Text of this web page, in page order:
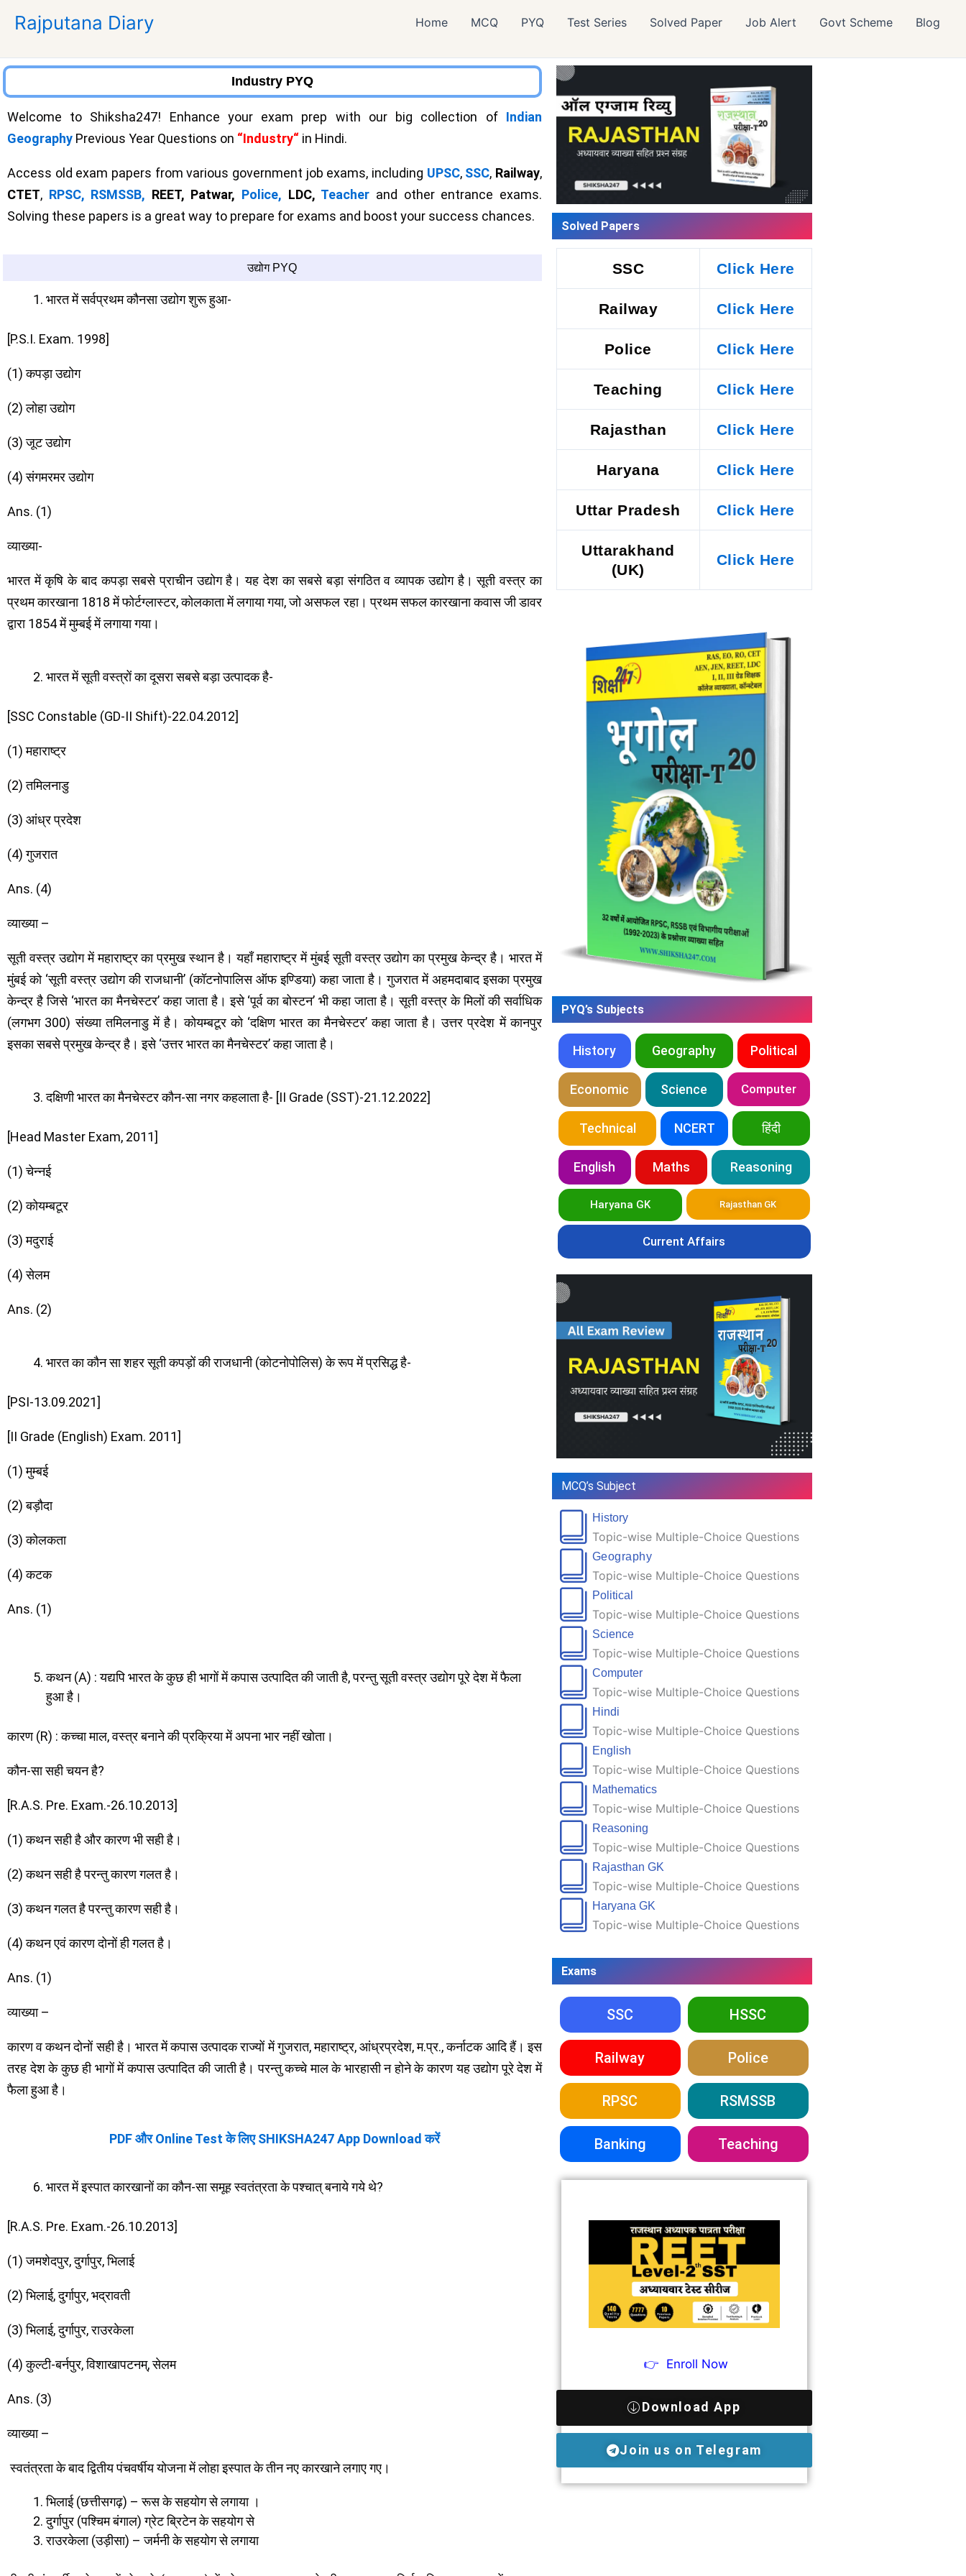
Rajputana Diary Home MCQ PYQ Test Series Solved Paper Job Alert Govt Scheme Blog
Industry PYQ
Welcome to Shiksha247! Enhance your exam prep with our big collection of Indian
Geography Previous Year Questions on “Industry“ in Hindi.
Access old exam papers from various government job exams, including UPSC, SSC, Railway,
CTET, RPSC, RSMSSB, REET, Patwar, Police, LDC, Teacher and other entrance exams.
Solving these papers is a great way to prepare for exams and boost your success chances.
उद्योग PYQ
भारत में सर्वप्रथम कौनसा उद्योग शुरू हुआ-
[P.S.I. Exam. 1998]
(1) कपड़ा उद्योग
(2) लोहा उद्योग
(3) जूट उद्योग
(4) संगमरमर उद्योग
Ans. (1)
व्याख्या-
भारत में कृषि के बाद कपड़ा सबसे प्राचीन उद्योग है। यह देश का सबसे बड़ा संगठित व व्यापक उद्योग है। सूती वस्त्र का
प्रथम कारखाना 1818 में फोर्टग्लास्टर, कोलकाता में लगाया गया, जो असफल रहा। प्रथम सफल कारखाना कवास जी डावर
द्वारा 1854 में मुम्बई में लगाया गया।
भारत में सूती वस्त्रों का दूसरा सबसे बड़ा उत्पादक है-
[SSC Constable (GD-II Shift)-22.04.2012]
(1) महाराष्ट्र
(2) तमिलनाडु
(3) आंध्र प्रदेश
(4) गुजरात
Ans. (4)
व्याख्या –
सूती वस्त्र उद्योग में महाराष्ट्र का प्रमुख स्थान है। यहाँ महाराष्ट्र में मुंबई सूती वस्त्र उद्योग का प्रमुख केन्द्र है। भारत में
मुंबई को ‘सूती वस्त्र उद्योग की राजधानी’ (कॉटनोपालिस ऑफ इण्डिया) कहा जाता है। गुजरात में अहमदाबाद इसका प्रमुख
केन्द्र है जिसे ‘भारत का मैनचेस्टर’ कहा जाता है। इसे ‘पूर्व का बोस्टन’ भी कहा जाता है। सूती वस्त्र के मिलों की सर्वाधिक
(लगभग 300) संख्या तमिलनाडु में है। कोयम्बटूर को ‘दक्षिण भारत का मैनचेस्टर’ कहा जाता है। उत्तर प्रदेश में कानपुर
इसका सबसे प्रमुख केन्द्र है। इसे ‘उत्तर भारत का मैनचेस्टर’ कहा जाता है।
दक्षिणी भारत का मैनचेस्टर कौन-सा नगर कहलाता है- [II Grade (SST)-21.12.2022]
[Head Master Exam, 2011]
(1) चेन्नई
(2) कोयम्बटूर
(3) मदुराई
(4) सेलम
Ans. (2)
भारत का कौन सा शहर सूती कपड़ों की राजधानी (कोटनोपोलिस) के रूप में प्रसिद्ध है-
[PSI-13.09.2021]
[II Grade (English) Exam. 2011]
(1) मुम्बई
(2) बड़ौदा
(3) कोलकता
(4) कटक
Ans. (1)
कथन (A) : यद्यपि भारत के कुछ ही भागों में कपास उत्पादित की जाती है, परन्तु सूती वस्त्र उद्योग पूरे देश में फैला
हुआ है।
कारण (R) : कच्चा माल, वस्त्र बनाने की प्रक्रिया में अपना भार नहीं खोता।
कौन-सा सही चयन है?
[R.A.S. Pre. Exam.-26.10.2013]
(1) कथन सही है और कारण भी सही है।
(2) कथन सही है परन्तु कारण गलत है।
(3) कथन गलत है परन्तु कारण सही है।
(4) कथन एवं कारण दोनों ही गलत है।
Ans. (1)
व्याख्या –
कारण व कथन दोनों सही है। भारत में कपास उत्पादक राज्यों में गुजरात, महाराष्ट्र, आंध्रप्रदेश, म.प्र., कर्नाटक आदि हैं। इस
तरह देश के कुछ ही भागों में कपास उत्पादित की जाती है। परन्तु कच्चे माल के भारहासी न होने के कारण यह उद्योग पूरे देश में
फैला हुआ है।
PDF और Online Test के लिए SHIKSHA247 App Download करें
भारत में इस्पात कारखानों का कौन-सा समूह स्वतंत्रता के पश्चात् बनाये गये थे?
[R.A.S. Pre. Exam.-26.10.2013]
(1) जमशेदपुर, दुर्गापुर, भिलाई
(2) भिलाई, दुर्गापुर, भद्रावती
(3) भिलाई, दुर्गापुर, राउरकेला
(4) कुल्टी-बर्नपुर, विशाखापटनम्, सेलम
Ans. (3)
व्याख्या –
स्वतंत्रता के बाद द्वितीय पंचवर्षीय योजना में लोहा इस्पात के तीन नए कारखाने लगाए गए।
भिलाई (छत्तीसगढ़) – रूस के सहयोग से लगाया ।
दुर्गापुर (पश्चिम बंगाल) ग्रेट ब्रिटेन के सहयोग से
राउरकेला (उड़ीसा) – जर्मनी के सहयोग से लगाया
Solved Papers
SSC Click Here
Railway Click Here
Police Click Here
Teaching Click Here
Rajasthan Click Here
Haryana Click Here
Uttar Pradesh Click Here
Uttarakhand
(UK)
Click Here
PYQ’s Subjects
History Geography Political
Economic Science Computer
Technical NCERT हिंदी
English Maths Reasoning
Haryana GK Rajasthan GK
Current Affairs
MCQ’s Subject
History
Topic-wise Multiple-Choice Questions
Geography
Topic-wise Multiple-Choice Questions
Political
Topic-wise Multiple-Choice Questions
Science
Topic-wise Multiple-Choice Questions
Computer
Topic-wise Multiple-Choice Questions
Hindi
Topic-wise Multiple-Choice Questions
English
Topic-wise Multiple-Choice Questions
Mathematics
Topic-wise Multiple-Choice Questions
Reasoning
Topic-wise Multiple-Choice Questions
Rajasthan GK
Topic-wise Multiple-Choice Questions
Haryana GK
Topic-wise Multiple-Choice Questions
Exams
SSC HSSC
Railway Police
RPSC RSMSSB
Banking Teaching
👉 Enroll Now
Download App
Join us on Telegram